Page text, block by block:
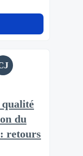
qualité
du
retours